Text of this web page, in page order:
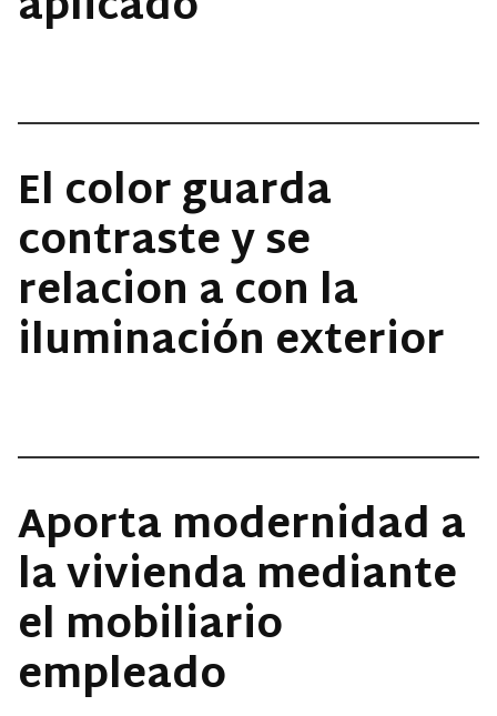
El color guarda
contraste y se
relacion a con la
iluminación exterior
Aporta modernidad a
la vivienda mediante
el mobiliario
empleado